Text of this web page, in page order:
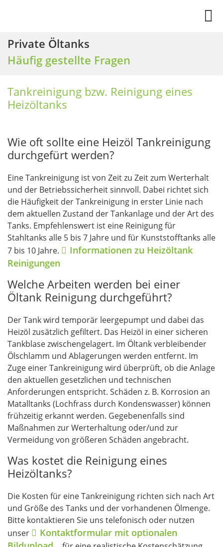
Private Öltanks
Häufig gestellte Fragen
Tankreinigung bzw. Reinigung eines
Heizöltanks
Wie oft sollte eine Heizöl Tankreinigung
durchgefürt werden?
Eine Tankreinigung ist von Zeit zu Zeit zum Werterhalt
und der Betriebssicherheit sinnvoll. Dabei richtet sich
die Häufigkeit der Tankreinigung in erster Linie nach
dem aktuellen Zustand der Tankanlage und der Art des
Tanks. Empfehlenswert ist eine Reinigung für
Stahltanks alle 5 bis 7 Jahre und für Kunststofftanks alle
7 bis 10 Jahre.
Informationen zu Heizöltank
Reinigungen
Welche Arbeiten werden bei einer
Öltank Reinigung durchgeführt?
Der Tank wird temporär leergepumpt und dabei das
Heizöl zusätzlich gefiltert. Das Heizöl in einer sicheren
Tankblase zwischengelagert. Im Öltank verbleibender
Ölschlamm und Ablagerungen werden entfernt. Im
Zuge einer Tankreinigung wird überprüft, ob die Anlage
den aktuellen gesetzlichen und technischen
Anforderungen entspricht. Schäden z. B. Korrosion an
Matalltanks (Lochfrass durch Kondenswasser) können
frühzeitig erkannt werden. Gegebenenfalls sind
Maßnahmen zur Werterhaltung oder/und zur
Vermeidung von größeren Schäden angebracht.
Was kostet die Reinigung eines
Heizöltanks?
Die Kosten für eine Tankreinigung richten sich nach Art
und Größe des Tanks und der vorhandenen Ölmenge.
Bitte kontaktieren Sie uns telefonisch oder nutzen
unser
Kontaktformular mit optionalen